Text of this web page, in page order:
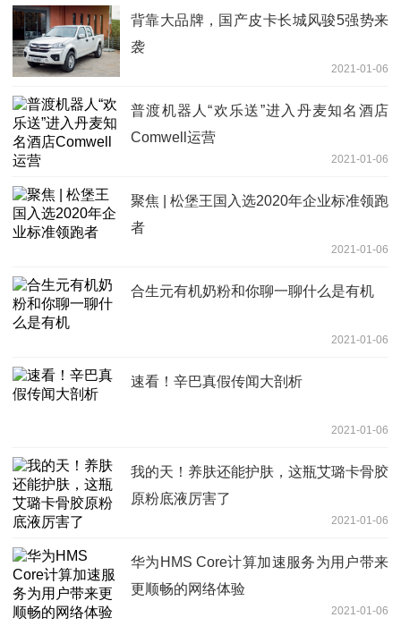
背靠大品牌，国产皮卡长城风骏5强势来
袭
2021-01-06
普渡机器人“欢乐送”进入丹麦知名酒店
Comwell运营
2021-01-06
聚焦 | 松堡王国入选2020年企业标准领跑
者
2021-01-06
合生元有机奶粉和你聊一聊什么是有机
2021-01-06
速看！辛巴真假传闻大剖析
2021-01-06
我的天！养肤还能护肤，这瓶艾璐卡骨胶
原粉底液厉害了
2021-01-06
华为HMS Core计算加速服务为用户带来
更顺畅的网络体验
2021-01-06